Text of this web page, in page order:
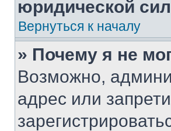
юридической
Вернуться к началу
» Почему я не
Возможно,
адрес или